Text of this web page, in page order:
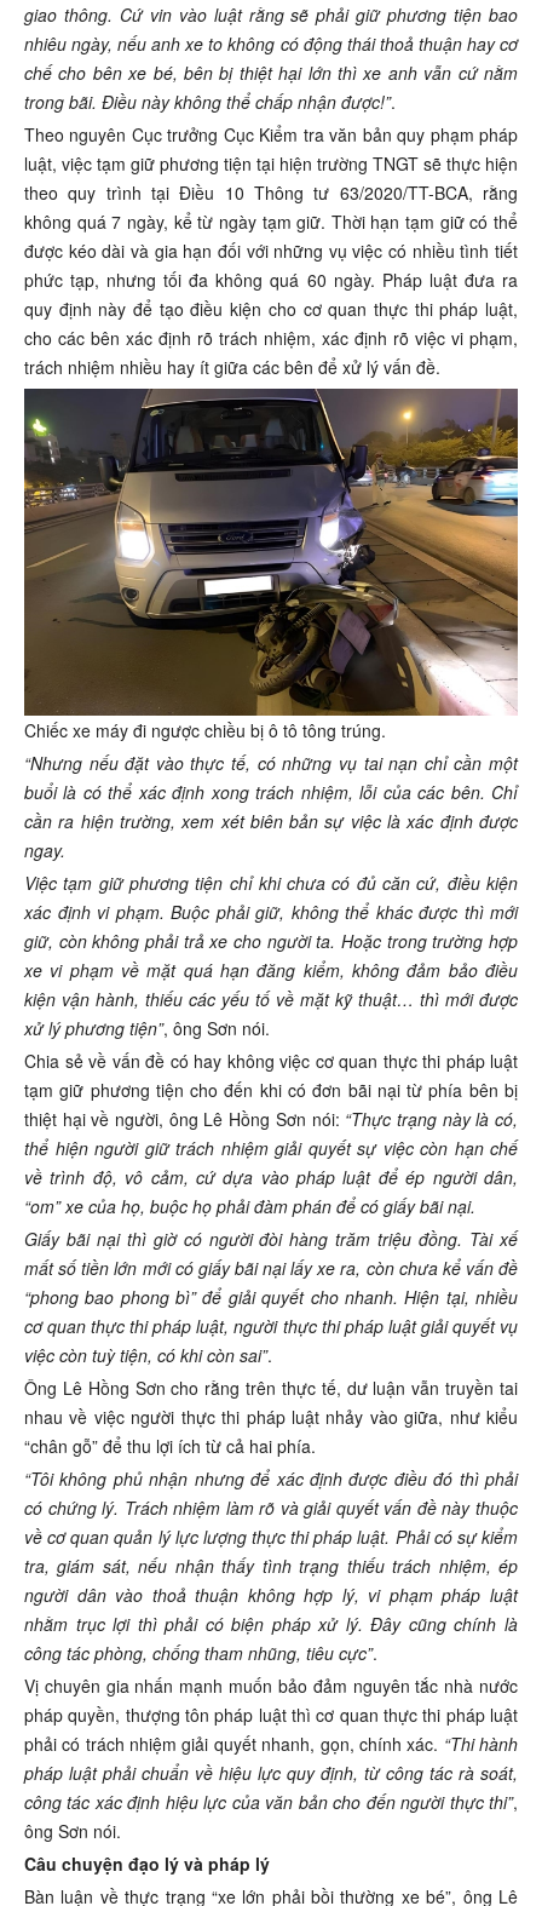
giao thông. Cứ vin vào luật rằng sẽ phải giữ phương tiện bao
nhiêu ngày, nếu anh xe to không có động thái thoả thuận hay cơ
chế cho bên xe bé, bên bị thiệt hại lớn thì xe anh vẫn cứ nằm
trong bãi. Điều này không thể chấp nhận được!”.
Theo nguyên Cục trưởng Cục Kiểm tra văn bản quy phạm pháp
luật, việc tạm giữ phương tiện tại hiện trường TNGT sẽ thực hiện
theo quy trình tại Điều 10 Thông tư 63/2020/TT-BCA, rằng
không quá 7 ngày, kể từ ngày tạm giữ. Thời hạn tạm giữ có thể
được kéo dài và gia hạn đối với những vụ việc có nhiều tình tiết
phức tạp, nhưng tối đa không quá 60 ngày. Pháp luật đưa ra
quy định này để tạo điều kiện cho cơ quan thực thi pháp luật,
cho các bên xác định rõ trách nhiệm, xác định rõ việc vi phạm,
trách nhiệm nhiều hay ít giữa các bên để xử lý vấn đề.
Chiếc xe máy đi ngược chiều bị ô tô tông trúng.
“Nhưng nếu đặt vào thực tế, có những vụ tai nạn chỉ cần một
buổi là có thể xác định xong trách nhiệm, lỗi của các bên. Chỉ
cần ra hiện trường, xem xét biên bản sự việc là xác định được
ngay.
Việc tạm giữ phương tiện chỉ khi chưa có đủ căn cứ, điều kiện
xác định vi phạm. Buộc phải giữ, không thể khác được thì mới
giữ, còn không phải trả xe cho người ta. Hoặc trong trường hợp
xe vi phạm về mặt quá hạn đăng kiểm, không đảm bảo điều
kiện vận hành, thiếu các yếu tố về mặt kỹ thuật… thì mới được
xử lý phương tiện”, ông Sơn nói.
Chia sẻ về vấn đề có hay không việc cơ quan thực thi pháp luật
tạm giữ phương tiện cho đến khi có đơn bãi nại từ phía bên bị
thiệt hại về người, ông Lê Hồng Sơn nói: “Thực trạng này là có,
thể hiện người giữ trách nhiệm giải quyết sự việc còn hạn chế
về trình độ, vô cảm, cứ dựa vào pháp luật để ép người dân,
“om” xe của họ, buộc họ phải đàm phán để có giấy bãi nại.
Giấy bãi nại thì giờ có người đòi hàng trăm triệu đồng. Tài xế
mất số tiền lớn mới có giấy bãi nại lấy xe ra, còn chưa kể vấn đề
“phong bao phong bì” để giải quyết cho nhanh. Hiện tại, nhiều
cơ quan thực thi pháp luật, người thực thi pháp luật giải quyết vụ
việc còn tuỳ tiện, có khi còn sai”.
Ông Lê Hồng Sơn cho rằng trên thực tế, dư luận vẫn truyền tai
nhau về việc người thực thi pháp luật nhảy vào giữa, như kiểu
“chân gỗ” để thu lợi ích từ cả hai phía.
“Tôi không phủ nhận nhưng để xác định được điều đó thì phải
có chứng lý. Trách nhiệm làm rõ và giải quyết vấn đề này thuộc
về cơ quan quản lý lực lượng thực thi pháp luật. Phải có sự kiểm
tra, giám sát, nếu nhận thấy tình trạng thiếu trách nhiệm, ép
người dân vào thoả thuận không hợp lý, vi phạm pháp luật
nhằm trục lợi thì phải có biện pháp xử lý. Đây cũng chính là
công tác phòng, chống tham nhũng, tiêu cực”.
Vị chuyên gia nhấn mạnh muốn bảo đảm nguyên tắc nhà nước
pháp quyền, thượng tôn pháp luật thì cơ quan thực thi pháp luật
phải có trách nhiệm giải quyết nhanh, gọn, chính xác. “Thi hành
pháp luật phải chuẩn về hiệu lực quy định, từ công tác rà soát,
công tác xác định hiệu lực của văn bản cho đến người thực thi”,
ông Sơn nói.
Câu chuyện đạo lý và pháp lý
Bàn luận về thực trạng “xe lớn phải bồi thường xe bé”, ông Lê